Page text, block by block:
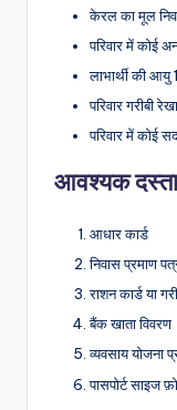
केरल का मूल
परिवार में कोई
लाभार्थी की आयु
परिवार गरीबी
परिवार में कोई
आवश्यक
आधार कार्ड
निवास प्रमाण
राशन कार्ड या
बैंक खाता विवरण
व्यवसाय योजना
पासपोर्ट साइज